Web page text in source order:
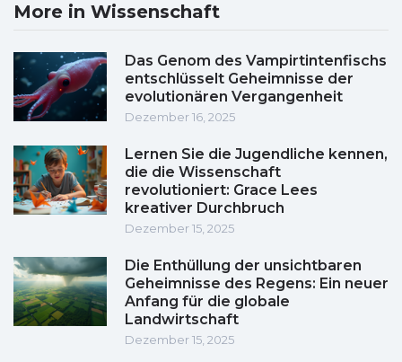
More in Wissenschaft
Das Genom des Vampirtintenfischs
entschlüsselt Geheimnisse der
evolutionären Vergangenheit
Dezember 16, 2025
Lernen Sie die Jugendliche kennen,
die die Wissenschaft
revolutioniert: Grace Lees
kreativer Durchbruch
Dezember 15, 2025
Die Enthüllung der unsichtbaren
Geheimnisse des Regens: Ein neuer
Anfang für die globale
Landwirtschaft
Dezember 15, 2025